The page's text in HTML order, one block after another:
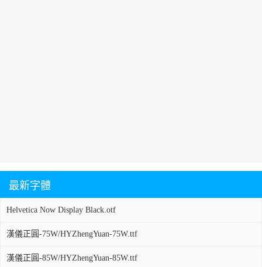
最新字體
Helvetica Now Display Black.otf
漢儀正圓-75W/HYZhengYuan-75W.ttf
漢儀正圓-85W/HYZhengYuan-85W.ttf